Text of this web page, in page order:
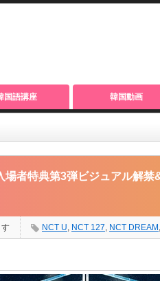
国語講座 韓国動画
アル解禁&クリスマス記念チケットキャ
者特典第3弾ビジュアル解
NCT U, NCT 127, NCT DREAM ,